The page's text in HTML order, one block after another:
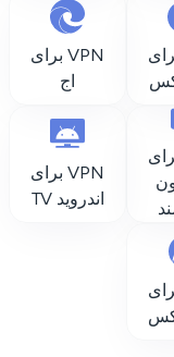
VPN برای
اج
VPN برای
اندروید TV